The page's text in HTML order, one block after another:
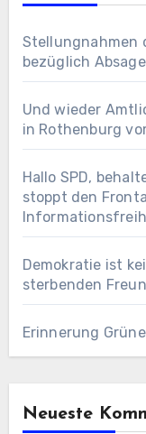
Stellungnahmen
bezüglich
Und wieder
in Rothenburg
Hallo SPD,
stoppt den
Demokratie ist
sterbenden
Erinnerung
Neueste